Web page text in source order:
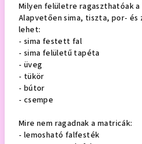
Milyen felületre ragaszthatóak
Alapvetően sima, tiszta, por-
lehet:
- sima festett fal
- sima felületű tapéta
- üveg
- tükör
- bútor
- csempe
Mire nem ragadnak a matricák:
- lemosható falfesték